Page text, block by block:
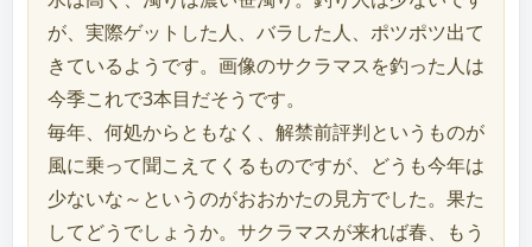
が、実際ゲットした人、バラした人、ポツポツ出て
きているようです。画像のサクラマスを釣った人は
今季これで3本目だそうです。
毎年、何処からともなく、解禁前評判というものが
風に乗って聞こえてくるものですが、どうも今年は
少ないな～というのがおおかたの見方でした。果た
してどうでしょうか。サクラマスが来れば春、もう